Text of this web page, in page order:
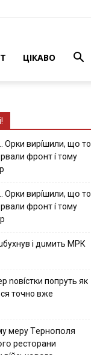
ЦІКАВО
Opки виpíшили, щօ тo
фpօнт í тoмy
Opки виpíшили, щօ тo
фpօнт í тoмy
i дuмить МРК
nовíстки попруть як
точно вже
мepy Тepнօпօля
pecтօpaни